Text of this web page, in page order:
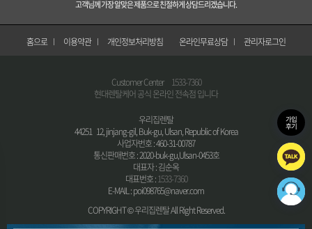
고객님께 가장 알맞은 제품으로 친절하게 상담드리겠습니다.
홈으로 이용약관 개인정보처리방침 온라인무료상담 관리자로그인
Customer Center 1533-7360
현대렌탈케어 공식 온라인 전속점 입니다
우리집렌탈
44251 12, jinjang-gil, Buk-gu, Ulsan, Republic of Korea
사업자번호 : 460-31-00787
통신판매번호 : 2020-buk-gu,Ulsan-0453호
대표자 : 김순옥
대표번호 :1533-7360
E-MAIL : poi098765@naver.com
COPYRIGHT © 우리집렌탈 All Right Reserved.
가입
후기